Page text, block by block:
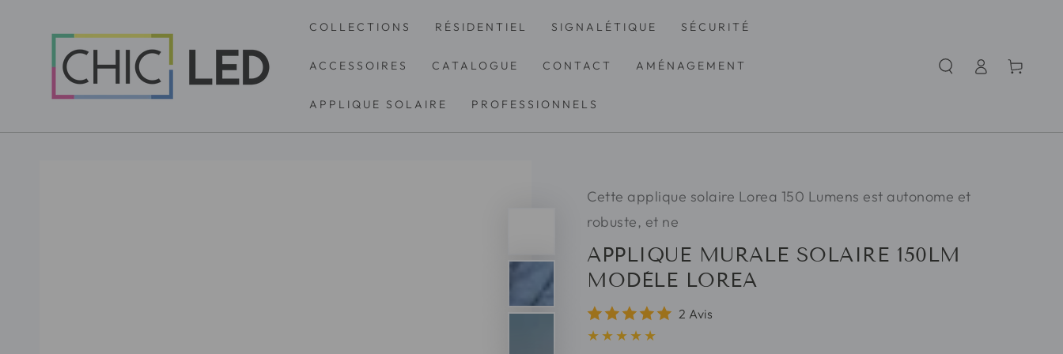
COLLECTIONS RÉSIDENTIEL SIGNALÉTIQUE SÉCURITÉ
ACCESSOIRES CATALOGUE CONTACT AMÉNAGEMENT
APPLIQUE SOLAIRE PROFESSIONNELS
ConnexionPanier
Cette applique solaire Lorea 150 Lumens est autonome et
robuste, et ne
APPLIQUE MURALE SOLAIRE 150LM
MODÈLE LOREA
2 Avis